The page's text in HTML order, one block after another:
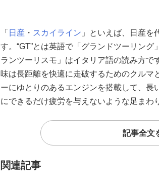
「 日産 ・ スカイライン 」といえば、日産を
す。“GT”とは英語で「グランドツーリン
ランツーリスモ」はイタリア語の読み方で
味は長距離を快適に走破するためのクルマ
ーにゆとりのあるエンジンを搭載して、長
にできるだけ疲労を与えないような足まわ
記事全文
関連記事